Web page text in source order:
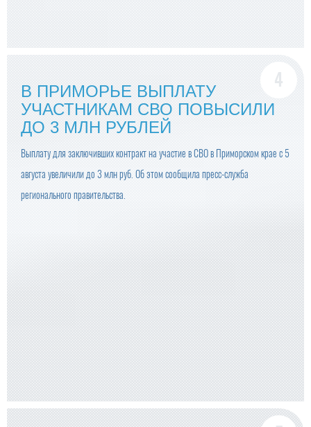
В ПРИМОРЬЕ ВЫПЛАТУ
УЧАСТНИКАМ СВО ПОВЫСИЛИ
ДО 3 МЛН РУБЛЕЙ
Выплату для заключивших контракт на участие в СВО в Приморском крае с 5
августа увеличили до 3 млн руб. Об этом сообщила пресс-служба
регионального правительства.